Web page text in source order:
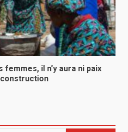
femmes, il n’y aura ni paix